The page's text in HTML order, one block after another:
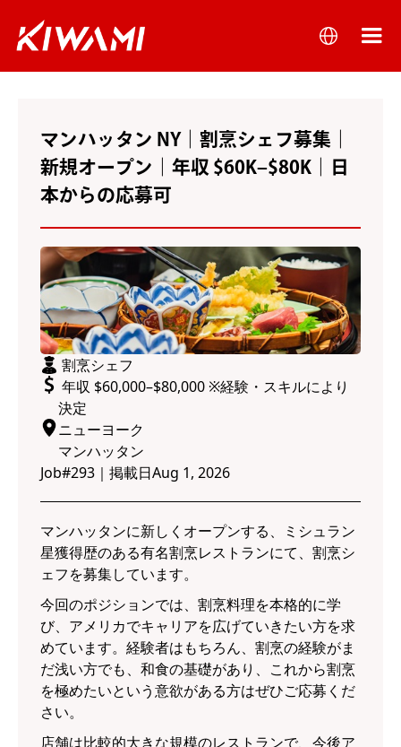
マンハッタン NY｜割烹シェフ募集｜
新規オープン｜年収 $60K–$80K｜日
本からの応募可
割烹シェフ
年収 $60,000–$80,000 ※経験・スキルにより
決定
ニューヨーク
マンハッタン
Job#293 ｜ 掲載日Aug 1, 2026
マンハッタンに新しくオープンする、ミシュラン
星獲得歴のある有名割烹レストランにて、割烹シ
ェフを募集しています。
今回のポジションでは、割烹料理を本格的に学
び、アメリカでキャリアを広げていきたい方を求
めています。経験者はもちろん、割烹の経験がま
だ浅い方でも、和食の基礎があり、これから割烹
を極めたいという意欲がある方はぜひご応募くだ
さい。
店舗は比較的大きな規模のレストランで、今後ア